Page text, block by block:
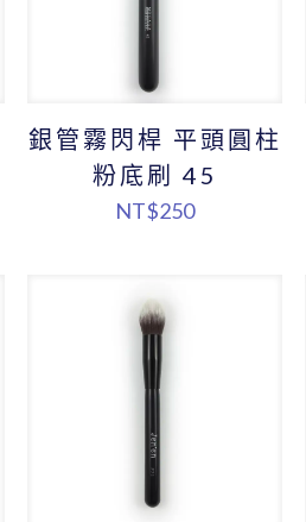
銀管霧閃桿 平頭圓柱
粉底刷 45
NT$250